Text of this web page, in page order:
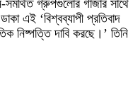
সমর্থিত গ্রুপগুলোর গাজার সাথে
এই ‘বিশ্বব্যাপী প্রতিবাদ
নিষ্পত্তি দাবি করছে।’ তিনি